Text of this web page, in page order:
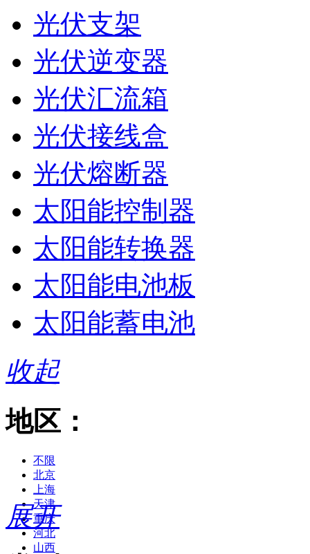
光伏支架
光伏逆变器
光伏汇流箱
光伏接线盒
光伏熔断器
太阳能控制器
太阳能转换器
太阳能电池板
太阳能蓄电池
收起
地区：
不限
北京
上海
天津
重庆
河北
山西
展开